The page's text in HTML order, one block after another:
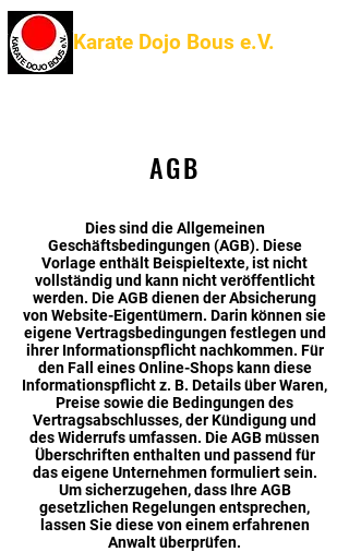
Karate Dojo Bous e.V.
AGB
Dies sind die Allgemeinen
Geschäftsbedingungen (AGB). Diese
Vorlage enthält Beispieltexte, ist nicht
vollständig und kann nicht veröffentlicht
werden. Die AGB dienen der Absicherung
von Website-Eigentümern. Darin können sie
eigene Vertragsbedingungen festlegen und
ihrer Informationspflicht nachkommen. Für
den Fall eines Online-Shops kann diese
Informationspflicht z. B. Details über Waren,
Preise sowie die Bedingungen des
Vertragsabschlusses, der Kündigung und
des Widerrufs umfassen. Die AGB müssen
Überschriften enthalten und passend für
das eigene Unternehmen formuliert sein.
Um sicherzugehen, dass Ihre AGB
gesetzlichen Regelungen entsprechen,
lassen Sie diese von einem erfahrenen
Anwalt überprüfen.